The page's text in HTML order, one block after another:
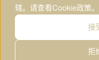
辖。请查看Cookie政策。
接
拒